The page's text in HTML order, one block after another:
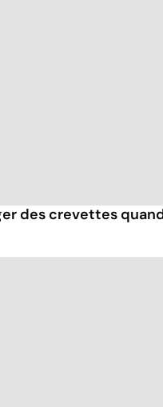
des crevettes